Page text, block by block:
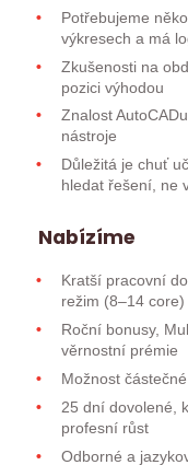
Potřebujeme
výkresech a má
Zkušenosti na
pozici výhodou
Znalost
nástroje
Důležitá je chuť
hledat řešení, ne
Nabízíme
Kratší pracovní
režim (8–14 core)
Roční bonusy,
věrnostní prémie
Možnost
25 dní dovolené,
profesní růst
Odborné a